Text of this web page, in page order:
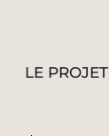
LE PROJET